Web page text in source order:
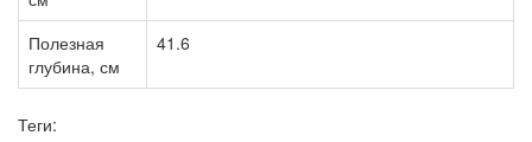
Полезная
глубина, см
41.6
Теги: